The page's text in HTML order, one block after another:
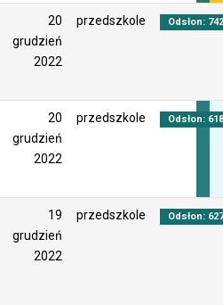
20
grudzień
2022
przedszkole Odsłon: 742
20
grudzień
2022
przedszkole Odsłon: 618
19
grudzień
2022
przedszkole Odsłon: 627